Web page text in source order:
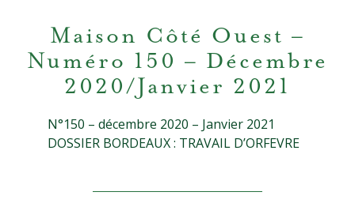
Maison Côté Ouest –
Numéro 150 – Décembre
2020/janvier 2021
N°150 – décembre 2020 – Janvier 2021
DOSSIER BORDEAUX : TRAVAIL D’ORFEVRE